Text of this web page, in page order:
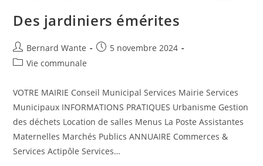
Des jardiniers émérites
Bernard Wante
5 novembre 2024
Vie communale
VOTRE MAIRIE Conseil Municipal Services Mairie Services
Municipaux INFORMATIONS PRATIQUES Urbanisme Gestion
des déchets Location de salles Menus La Poste Assistantes
Maternelles Marchés Publics ANNUAIRE Commerces &
Services Actipôle Services…